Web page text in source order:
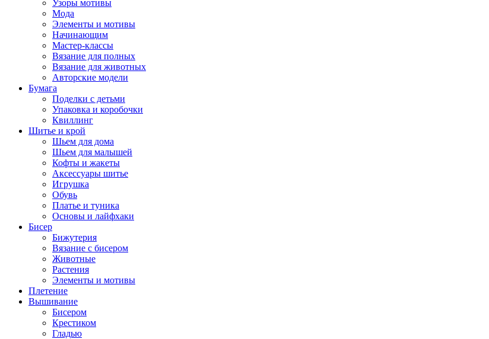
Узоры мотивы
Мода
Элементы и мотивы
Начинающим
Мастер-классы
Вязание для полных
Вязание для животных
Авторские модели
Бумага
Поделки с детьми
Упаковка и коробочки
Квиллинг
Шитье и крой
Шьем для дома
Шьем для малышей
Кофты и жакеты
Аксессуары шитье
Игрушка
Обувь
Платье и туника
Основы и лайфхаки
Бисер
Бижутерия
Вязание с бисером
Животные
Растения
Элементы и мотивы
Плетение
Вышивание
Бисером
Крестиком
Гладью